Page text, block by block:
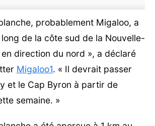
probablement Migaloo, a
de la côte sud de la Nouvelle-
en direction du nord », a déclaré
Migaloo1. « Il devrait passer
et le Cap Byron à partir de
semaine. »